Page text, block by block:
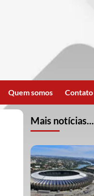
Quem somos Contato
Mais notícias...